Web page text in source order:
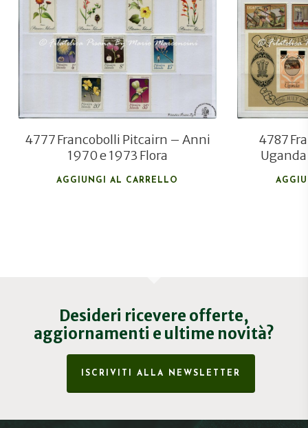
€ 21,00
€15,00
4777 Francobolli Pitcairn – Anni
1970 e 1973 Flora
AGGIUNGI AL CARRELLO
4787
Desideri ricevere offerte,
aggiornamenti e ultime novità?
ISCRIVITI ALLA NEWSLETTER